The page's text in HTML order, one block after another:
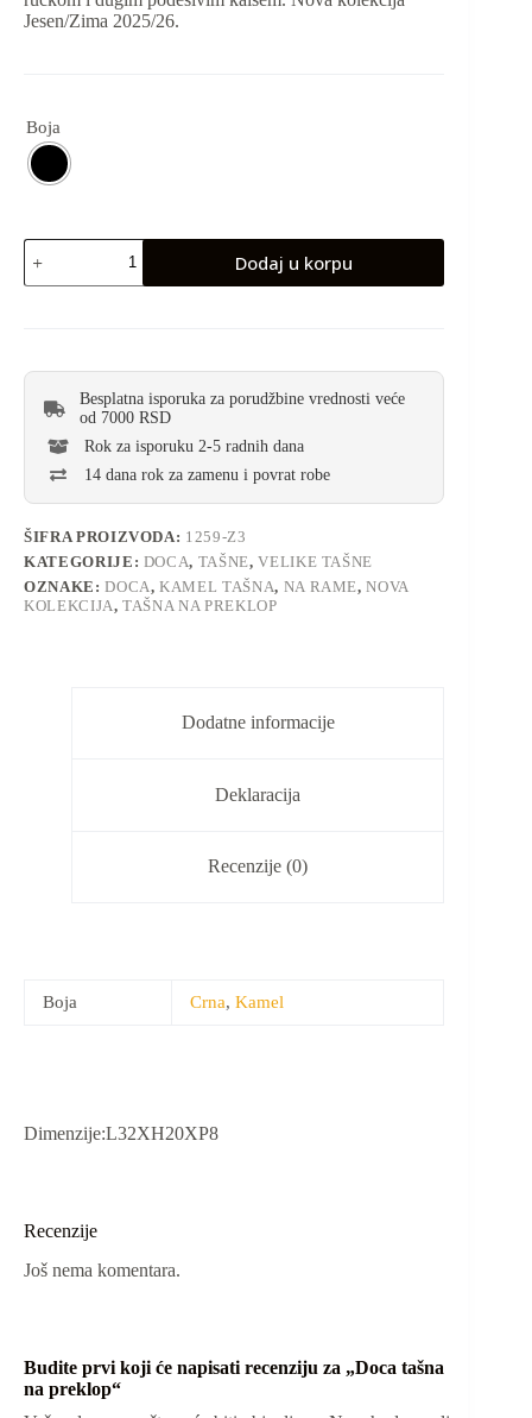
Jesen/Zima 2025/26.
Boja
Dodaj u korpu
Besplatna isporuka za porudžbine vrednosti veće
od 7000 RSD
Rok za isporuku 2-5 radnih dana
14 dana rok za zamenu i povrat robe
ŠIFRA PROIZVODA: 1259-Z3
KATEGORIJE: DOCA, TAŠNE,VELIKE TAŠNE
OZNAKE:DOCA,KAMEL TAŠNA, NA RAME,NOVA
KOLEKCIJA,TAŠNA NA PREKLOP
Dodatne informacije
Deklaracija
Recenzije (0)
Boja Crna, Kamel
Dimenzije:L32XH20XP8
Recenzije
Još nema komentara.
Budite prvi koji će napisati recenziju za „Doca tašna
na preklop“